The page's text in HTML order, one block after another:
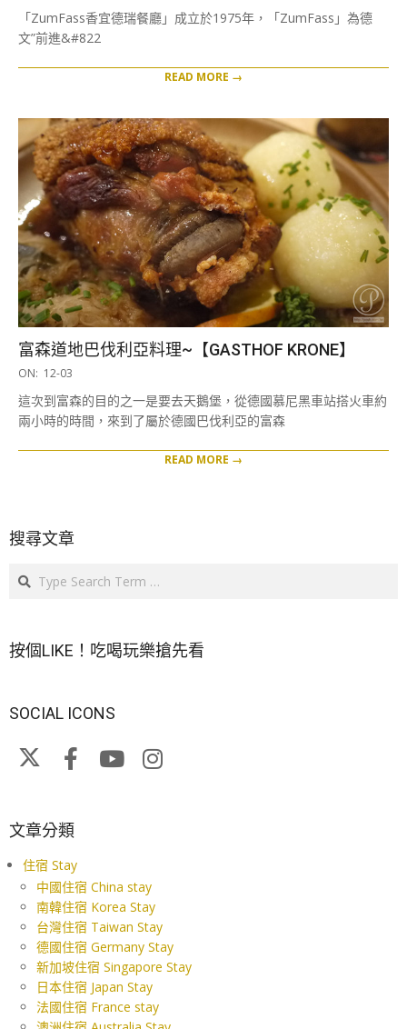
12
「ZumFass香宜德瑞餐廳」成立於1975年，「ZumFass」為德
文”前進&#822
READ MORE →
富森道地巴伐利亞料理~【GASTHOF KRONE】
2016-
03
ON: 12-03
這次到富森的目的之一是要去天鵝堡，從德國慕尼黑車站搭火車約
兩小時的時間，來到了屬於德國巴伐利亞的富森
READ MORE →
搜尋文章
Search
按個LIKE！吃喝玩樂搶先看
SOCIAL ICONS
文章分類
住宿 Stay
中國住宿 China stay
南韓住宿 Korea Stay
台灣住宿 Taiwan Stay
德國住宿 Germany Stay
新加坡住宿 Singapore Stay
日本住宿 Japan Stay
法國住宿 France stay